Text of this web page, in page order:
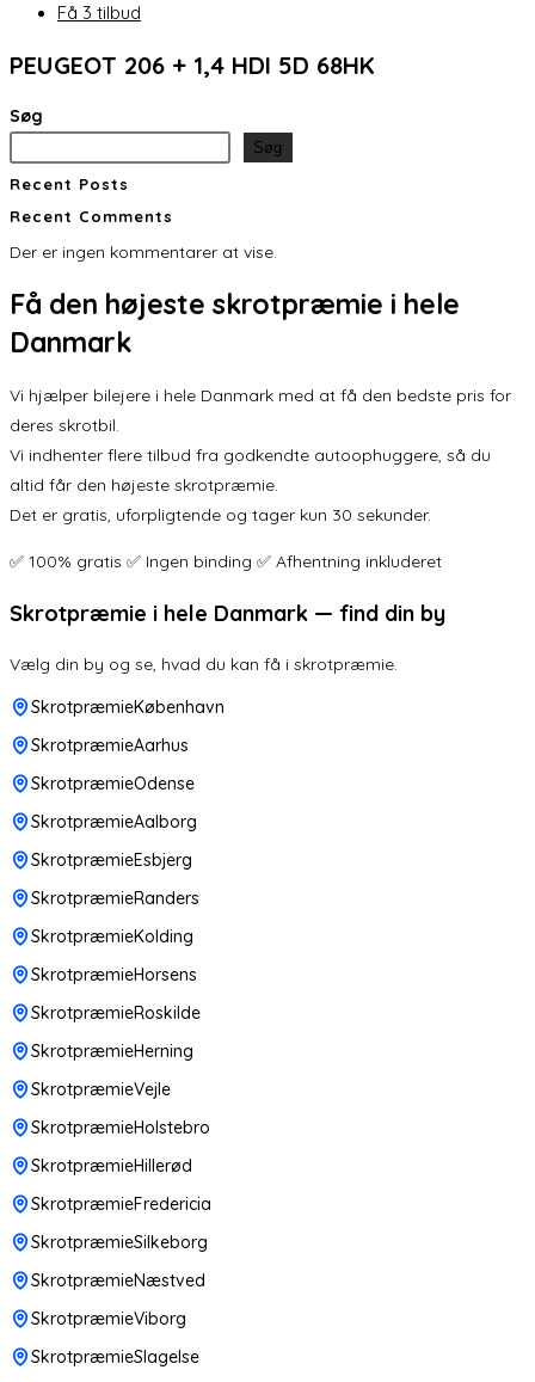
Få 3 tilbud
PEUGEOT 206 + 1,4 HDI 5D 68HK
Søg
Søg
Recent Posts
Recent Comments
Der er ingen kommentarer at vise.
Få den højeste skrotpræmie i hele
Danmark
Vi hjælper bilejere i hele Danmark med at få den bedste pris for
deres skrotbil.
Vi indhenter flere tilbud fra godkendte autoophuggere, så du
altid får den højeste skrotpræmie.
Det er gratis, uforpligtende og tager kun 30 sekunder.
✅ 100% gratis ✅ Ingen binding ✅ Afhentning inkluderet
Skrotpræmie i hele Danmark — find din by
Vælg din by og se, hvad du kan få i skrotpræmie.
SkrotpræmieKøbenhavn
SkrotpræmieAarhus
SkrotpræmieOdense
SkrotpræmieAalborg
SkrotpræmieEsbjerg
SkrotpræmieRanders
SkrotpræmieKolding
SkrotpræmieHorsens
SkrotpræmieRoskilde
SkrotpræmieHerning
SkrotpræmieVejle
SkrotpræmieHolstebro
SkrotpræmieHillerød
SkrotpræmieFredericia
SkrotpræmieSilkeborg
SkrotpræmieNæstved
SkrotpræmieViborg
SkrotpræmieSlagelse